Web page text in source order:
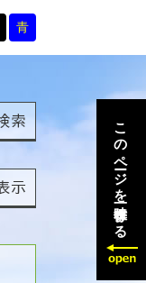
青
このページを一時保存する